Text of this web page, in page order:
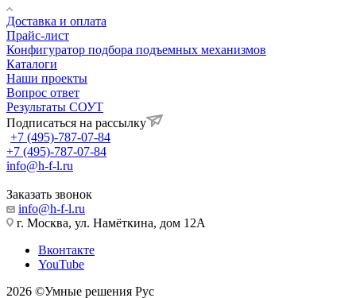
Доставка и оплата
Прайс-лист
Конфигуратор подбора подъемных механизмов
Каталоги
Наши проекты
Вопрос ответ
Результаты СОУТ
Подписаться на рассылку
+7 (495)-787-07-84
+7 (495)-787-07-84
info@h-f-l.ru
Заказать звонок
info@h-f-l.ru
г. Москва, ул. Намёткина, дом 12А
Вконтакте
YouTube
2026 ©Умные решения Рус